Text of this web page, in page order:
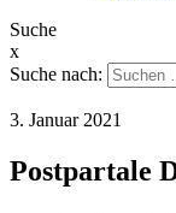
Suche
x
Suche nach:
3. Januar 2021
Postpartale